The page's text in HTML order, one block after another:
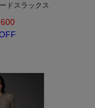
ドスラックス